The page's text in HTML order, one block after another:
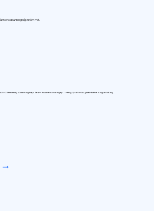
cho doanh nghiệp nhóm mới.
trữ đám mây doanh nghiệp Team Business vào ngày 1 tháng 9, với mức giá tính theo người dùng.